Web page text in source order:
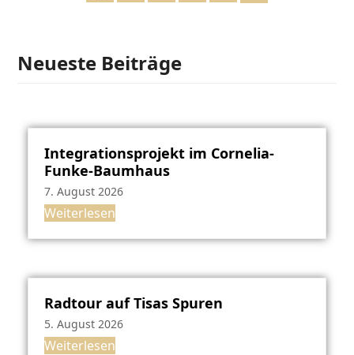
Neueste Beiträge
Integrationsprojekt im Cornelia-
Funke-Baumhaus
7. August 2026
Weiterlesen
Radtour auf Tisas Spuren
5. August 2026
Weiterlesen